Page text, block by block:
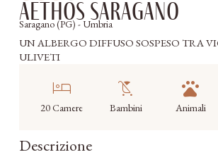
Aethos Saragano
Saragano (PG) - Umbria
UN ALBERGO DIFFUSO SOSPESO TRA
ULIVETI
hotel
20 Camere
child_friendly
Bambini
pets
Animali
Descrizione